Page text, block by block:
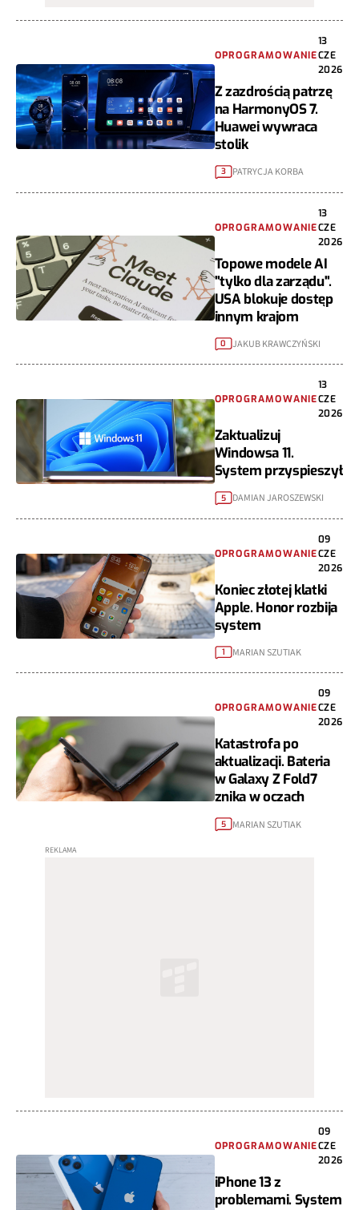
OPROGRAMOWANIE
13
CZE
2026
Z zazdrością patrzę
na HarmonyOS 7.
Huawei wywraca
stolik
3 PATRYCJA KORBA
OPROGRAMOWANIE
13
CZE
2026
Topowe modele AI
"tylko dla zarządu".
USA blokuje dostęp
innym krajom
0 JAKUB KRAWCZYŃSKI
OPROGRAMOWANIE
13
CZE
2026
Zaktualizuj
Windowsa 11.
System przyspieszył
5 DAMIAN JAROSZEWSKI
OPROGRAMOWANIE
09
CZE
2026
Koniec złotej klatki
Apple. Honor rozbija
system
1 MARIAN SZUTIAK
OPROGRAMOWANIE
09
CZE
2026
Katastrofa po
aktualizacji. Bateria
w Galaxy Z Fold7
znika w oczach
5 MARIAN SZUTIAK
OPROGRAMOWANIE
09
CZE
2026
iPhone 13 z
problemami. System